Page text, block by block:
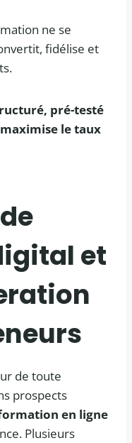
ne se
fidélise et
pré-testé
le taux
et
de toute
prospects
en ligne
Plusieurs